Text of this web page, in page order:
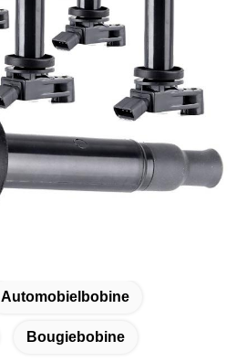
Automobielbobine
Bougiebobine